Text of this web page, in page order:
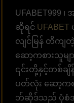
ဆိုရင် UFABET
လျင်မြန် တိကျ
ဆော့ကစားသူမျာ
၎င်းတို့နှင့်တစ်ချိ
ပတ်လုံး ဆော့ကစ
ဘ်ဆိုဒ်သည် ပုံစံအမ